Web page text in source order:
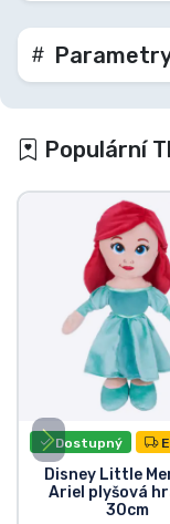
Populární
Dostupný
Disney Little
Ariel plyšová
30cm